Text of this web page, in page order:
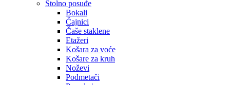
Stolno posuđe
Bokali
Čajnici
Čaše staklene
Etažeri
Košara za voće
Košare za kruh
Noževi
Podmetači